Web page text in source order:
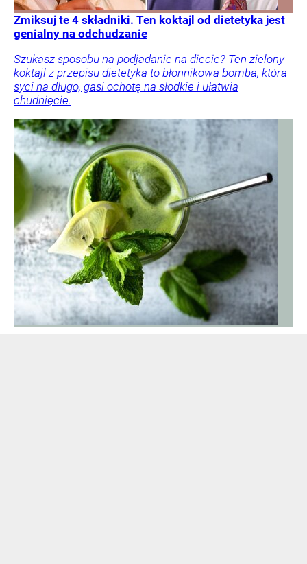
Zmiksuj te 4 składniki. Ten koktajl od dietetyka jest
genialny na odchudzanie
Szukasz sposobu na podjadanie na diecie? Ten zielony
koktajl z przepisu dietetyka to błonnikowa bomba, która
syci na długo, gasi ochotę na słodkie i ułatwia
chudnięcie.